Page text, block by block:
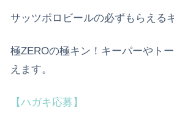
サッツポロビールの必ずもらえる
極ZEROの極キン！キーパーやト
えます。
【ハガキ応募】